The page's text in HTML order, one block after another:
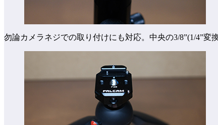
勿論カメラネジでの取り付けにも対応。中央の3/8”(1/4”変